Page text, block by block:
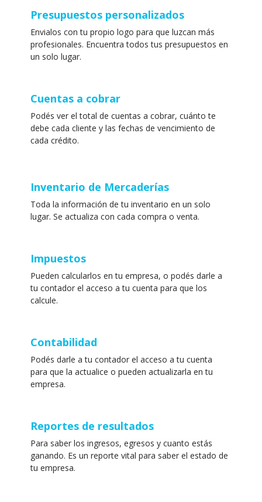
Presupuestos personalizados
Envialos con tu propio logo para que luzcan más
profesionales. Encuentra todos tus presupuestos en
un solo lugar.
Cuentas a cobrar
Podés ver el total de cuentas a cobrar, cuánto te
debe cada cliente y las fechas de vencimiento de
cada crédito.
Inventario de Mercaderías
Toda la información de tu inventario en un solo
lugar. Se actualiza con cada compra o venta.
Impuestos
Pueden calcularlos en tu empresa, o podés darle a
tu contador el acceso a tu cuenta para que los
calcule.
Contabilidad
Podés darle a tu contador el acceso a tu cuenta
para que la actualice o pueden actualizarla en tu
empresa.
Reportes de resultados
Para saber los ingresos, egresos y cuanto estás
ganando. Es un reporte vital para saber el estado de
tu empresa.